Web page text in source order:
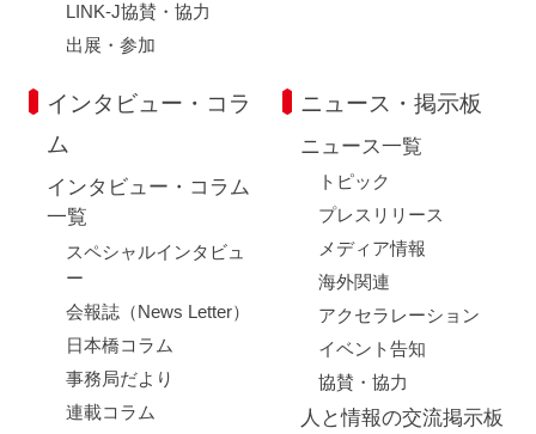
LINK-J協賛・協力
出展・参加
インタビュー・コラ
ム
インタビュー・コラム
一覧
スペシャルインタビュ
ー
会報誌（News Letter）
日本橋コラム
事務局だより
連載コラム
ニュース・掲示板
ニュース一覧
トピック
プレスリリース
メディア情報
海外関連
アクセラレーション
イベント告知
協賛・協力
人と情報の交流掲示板